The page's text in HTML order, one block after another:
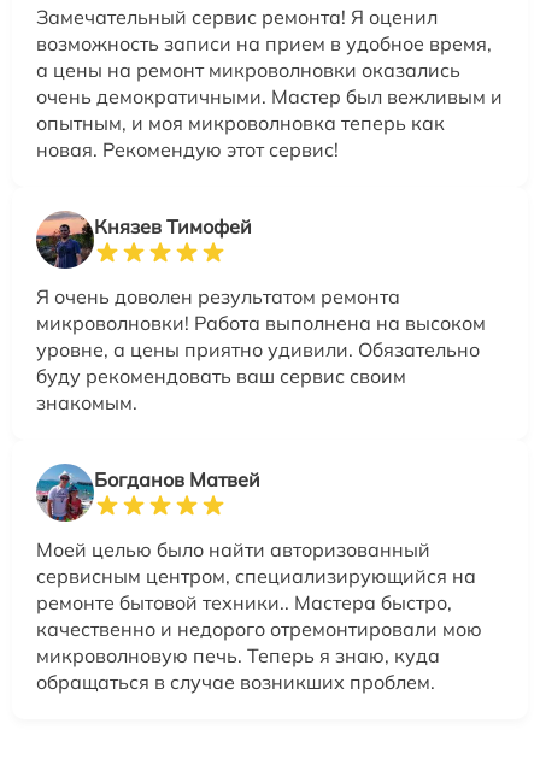
Замечательный сервис ремонта! Я оценил
возможность записи на прием в удобное время,
а цены на ремонт микроволновки оказались
очень демократичными. Мастер был вежливым и
опытным, и моя микроволновка теперь как
новая. Рекомендую этот сервис!
Князев Тимофей
Я очень доволен результатом ремонта
микроволновки! Работа выполнена на высоком
уровне, а цены приятно удивили. Обязательно
буду рекомендовать ваш сервис своим
знакомым.
Богданов Матвей
Моей целью было найти авторизованный
сервисным центром, специализирующийся на
ремонте бытовой техники.. Мастера быстро,
качественно и недорого отремонтировали мою
микроволновую печь. Теперь я знаю, куда
обращаться в случае возникших проблем.